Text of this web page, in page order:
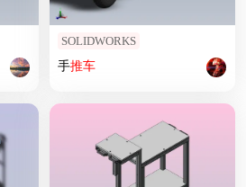
SOLIDWORKS
手推车